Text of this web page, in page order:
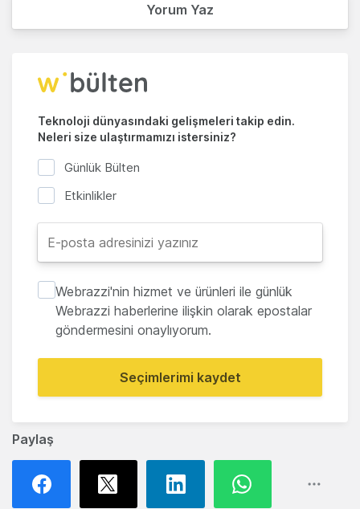
Paylaş
Yorum Yaz
Teknoloji dünyasındaki gelişmeleri takip edin.
Neleri size ulaştırmamızı istersiniz?
Günlük Bülten
Etkinlikler
Webrazzi'nin hizmet ve ürünleri ile günlük
Webrazzi haberlerine ilişkin olarak epostalar
göndermesini onaylıyorum.
Seçimlerimi kaydet